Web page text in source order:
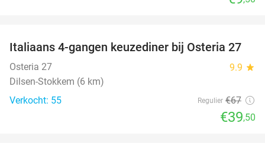
41%
Italiaans 4-gangen keuzediner bij Osteria 27
Osteria 27 9.9 star
Dilsen-Stokkem (6 km)
Verkocht: 55
Regulier €67
€39,50